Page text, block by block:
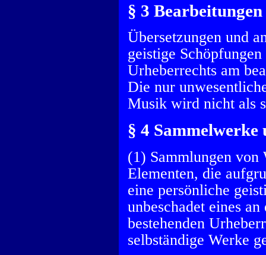
§ 3 Bearbeitungen
Übersetzungen und
geistige
Urheberrechts am
Die nur
Musik wird nicht als
§ 4
(1) Sammlungen von
Elementen, die
eine persönliche
unbeschadet eines
bestehenden
selbständige Werke